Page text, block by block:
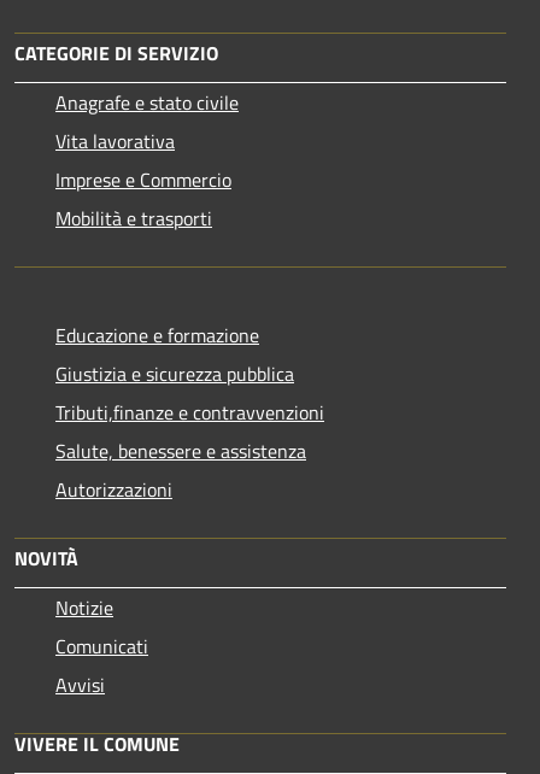
CATEGORIE DI SERVIZIO
Anagrafe e stato civile
Vita lavorativa
Imprese e Commercio
Mobilità e trasporti
Educazione e formazione
Giustizia e sicurezza pubblica
Tributi,finanze e contravvenzioni
Salute, benessere e assistenza
Autorizzazioni
NOVITÀ
Notizie
Comunicati
Avvisi
VIVERE IL COMUNE